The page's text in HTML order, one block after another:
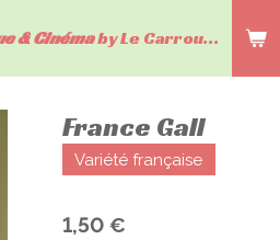
& Cinémaby Le Carrousel du livre
France Gall
Variété française
1,50 €